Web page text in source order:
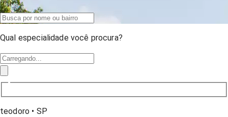
Qual especialidade você procura?
teodoro • SP